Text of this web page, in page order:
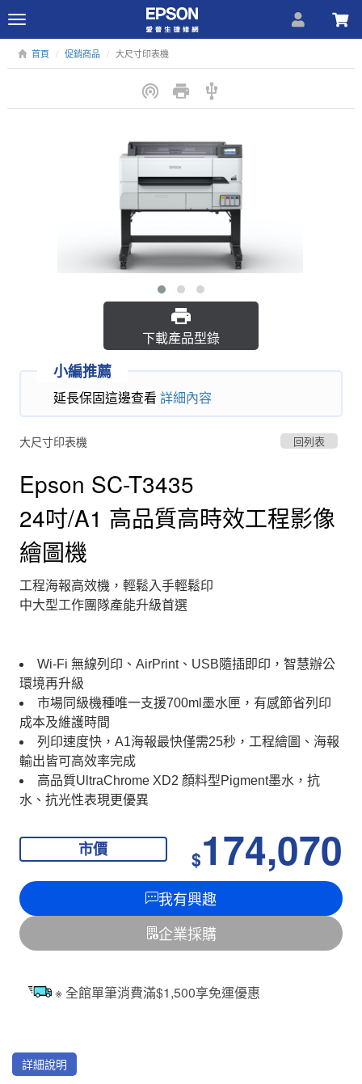
Toggle
navigation
首頁 促銷商品 大尺寸印表機
下載產品型錄
小編推薦
延長保固這邊查看 詳細內容
大尺寸印表機 回列表
Epson SC-T3435
24吋/A1 高品質高時效工程影像
繪圖機
工程海報高效機，輕鬆入手輕鬆印
中大型工作團隊產能升級首選
Wi-Fi 無線列印、AirPrint、USB隨插即印，智慧辦公
環境再升級
市場同級機種唯一支援700ml墨水匣，有感節省列印
成本及維護時間
列印速度快，A1海報最快僅需25秒，工程繪圖、海報
輸出皆可高效率完成
高品質UltraChrome XD2 顏料型Pigment墨水，抗
水、抗光性表現更優異
市價 $174,070
我有興趣
企業採購
※ 全館單筆消費滿$1,500享免運優惠
詳細說明